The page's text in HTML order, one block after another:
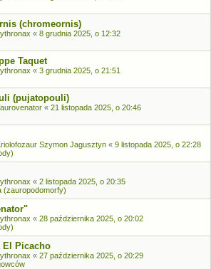
(chromeornis)
« 8 grudnia 2025, o 12:32
Taquet
« 3 grudnia 2025, o 21:51
(pujatopouli)
« 21 listopada 2025, o 20:46
Szymon Jagusztyn « 9 listopada 2025, o 22:28
« 2 listopada 2025, o 20:35
(zauropodomorfy)
« 28 października 2025, o 20:02
El Picacho
« 27 października 2025, o 20:29